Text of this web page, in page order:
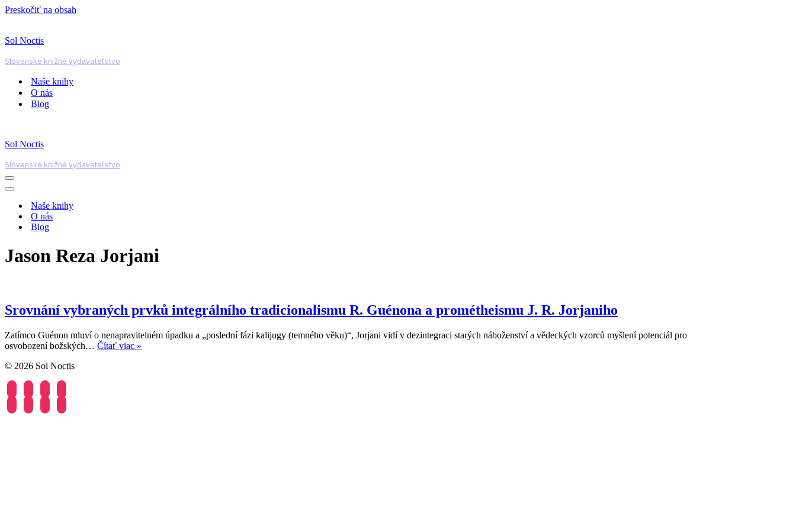
Preskočiť na obsah
Sol Noctis
Slovenské knižné vydavateľstvo
Naše knihy
O nás
Blog
Sol Noctis
Slovenské knižné vydavateľstvo
Menu
navigácie
Menu
navigácieNaše knihy
O nás
Blog
Jason Reza Jorjani
Srovnání vybraných prvků integrálního tradicionalismu R. Guénona a prométheismu J. R. Jorjaniho
Zatímco Guénon mluví o nenapravitelném úpadku a „poslední fázi kalijugy (temného věku)“, Jorjani vidí v dezintegraci starých náboženství a vědeckých vzorců myšlení potenciál pro
osvobození božských… Čítať viac »
© 2026 Sol Noctis
facebookinstagram
telegram
mail
facebookinstagram
telegram
mail